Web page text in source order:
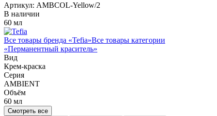
Артикул: AMBCOL-Yellow/2
В наличии
60 мл
Все товары бренда «Tefia»Все товары категории
«Перманентный краситель»
Вид
Крем-краска
Серия
AMBIENT
Объём
60 мл
Смотреть все